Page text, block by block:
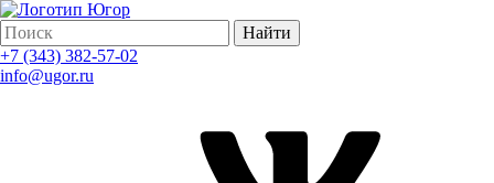
Найти
+7 (343) 382-57-02
info@ugor.ru